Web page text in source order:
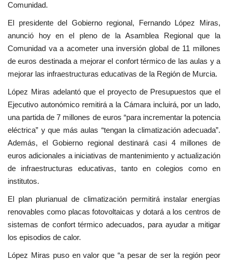
Comunidad.
El presidente del Gobierno regional, Fernando López Miras,
anunció hoy en el pleno de la Asamblea Regional que la
Comunidad va a acometer una inversión global de 11 millones
de euros destinada a mejorar el confort térmico de las aulas y a
mejorar las infraestructuras educativas de la Región de Murcia.
López Miras adelantó que el proyecto de Presupuestos que el
Ejecutivo autonómico remitirá a la Cámara incluirá, por un lado,
una partida de 7 millones de euros “para incrementar la potencia
eléctrica” y que más aulas “tengan la climatización adecuada”.
Además, el Gobierno regional destinará casi 4 millones de
euros adicionales a iniciativas de mantenimiento y actualización
de infraestructuras educativas, tanto en colegios como en
institutos.
El plan plurianual de climatización permitirá instalar energías
renovables como placas fotovoltaicas y dotará a los centros de
sistemas de confort térmico adecuados, para ayudar a mitigar
los episodios de calor.
López Miras puso en valor que “a pesar de ser la región peor